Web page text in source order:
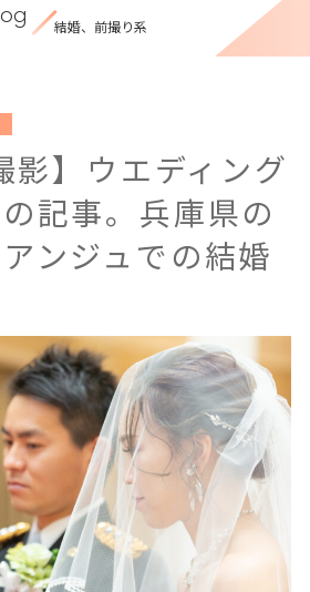
結婚、前撮り系
影】ウエディング
記事。兵庫県の
ンジュでの結婚